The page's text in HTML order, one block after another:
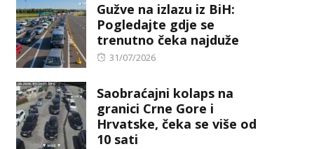
Gužve na izlazu iz BiH:
Pogledajte gdje se
trenutno čeka najduže
Posted
31/07/2026
Saobraćajni kolaps na
granici Crne Gore i
Hrvatske, čeka se više od
10 sati